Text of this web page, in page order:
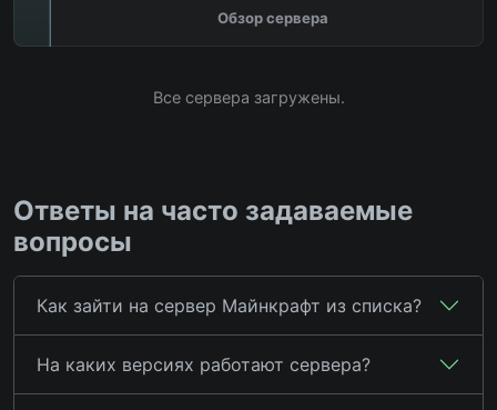
Обзор сервера
Все сервера загружены.
Ответы на часто задаваемые
вопросы
Как зайти на сервер Майнкрафт из списка?
На каких версиях работают сервера?